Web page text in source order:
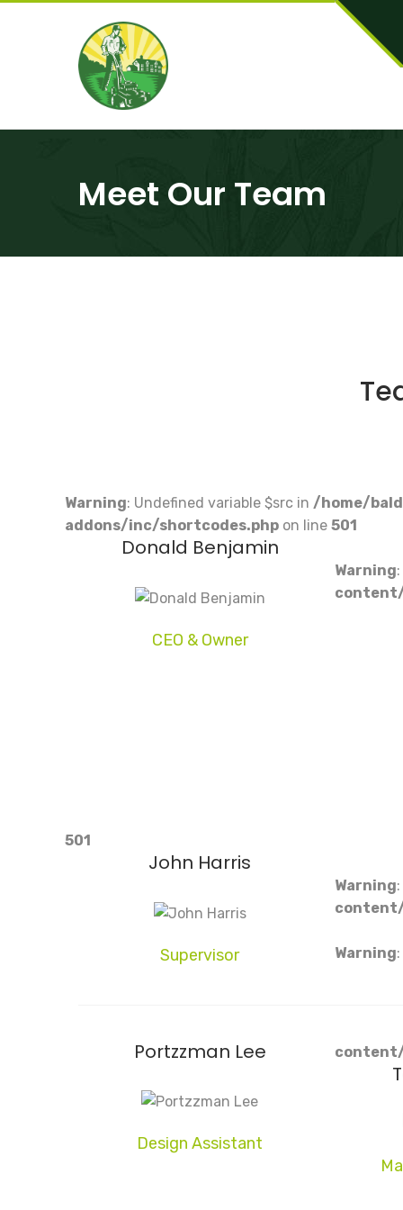
Meet Our Team
Warning: Undefined variable $src in /home/
addons/inc/shortcodes.php on line 501
Donald Benjamin
CEO & Owner
Warning
501
John Harris
Supervisor
Warning
Portzzman Lee
Design Assistant
Warning